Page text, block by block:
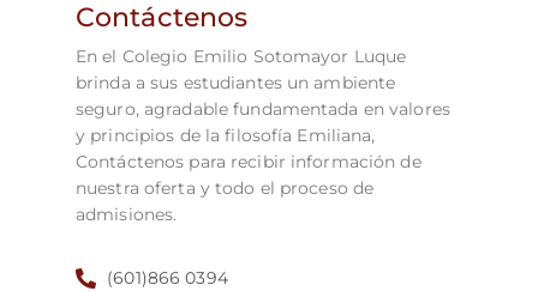
Contáctenos
En el Colegio Emilio Sotomayor Luque
brinda a sus estudiantes un ambiente
seguro, agradable fundamentada en valores
y principios de la filosofía Emiliana,
Contáctenos para recibir información de
nuestra oferta y todo el proceso de
admisiones.
(601)866 0394